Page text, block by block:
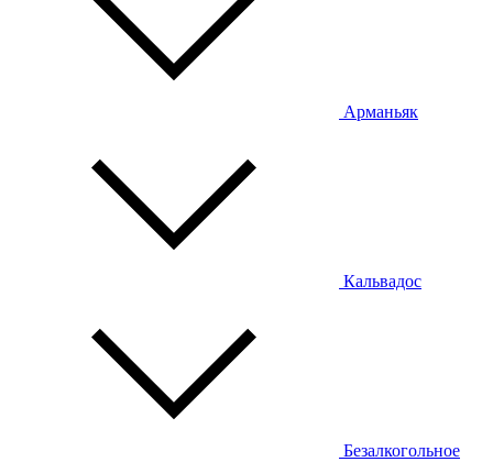
Арманьяк
Кальвадос
Безалкогольное